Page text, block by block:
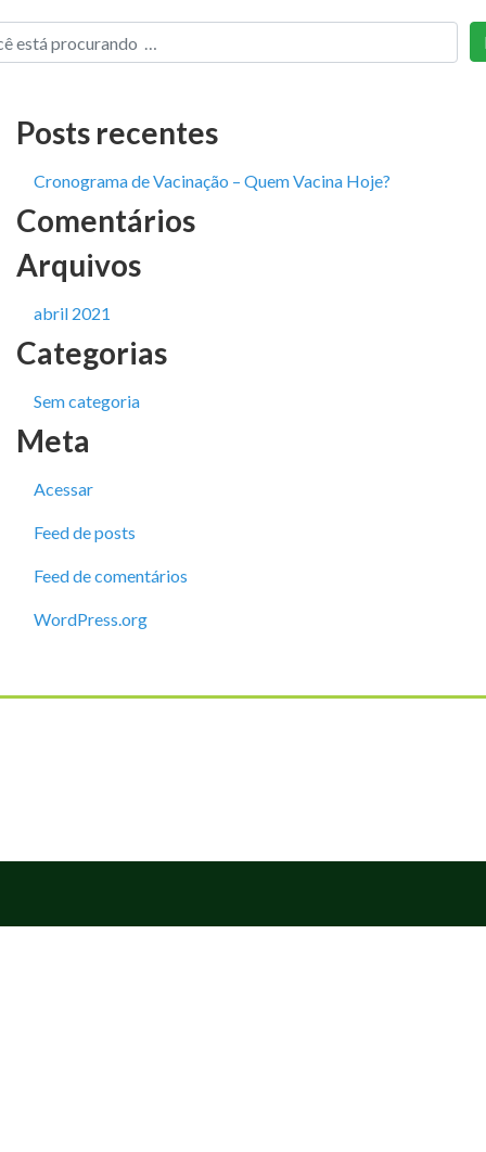
Posts recentes
Cronograma de Vacinação – Quem Vacina Hoje?
Comentários
Arquivos
abril 2021
Categorias
Sem categoria
Meta
Acessar
Feed de posts
Feed de comentários
WordPress.org